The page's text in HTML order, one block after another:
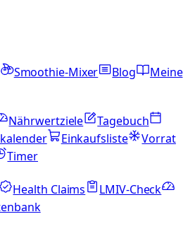
Smoothie-Mixer Blog
Meine
Nährwertziele
Tagebuch
Einkaufsliste
Vorrat
Timer
Health Claims
LMIV-Check